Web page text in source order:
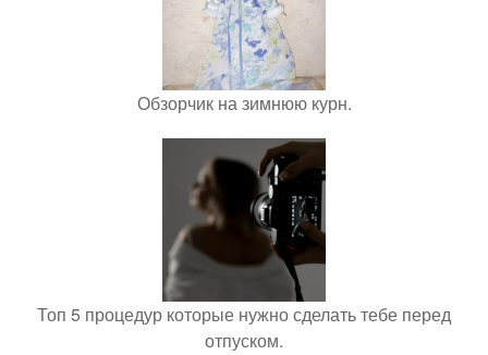
Обзорчик на зимнюю курн.
Топ 5 процедур которые нужно сделать тебе перед
отпуском.